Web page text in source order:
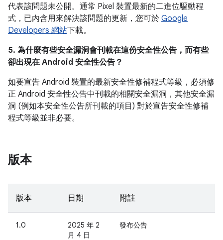
代表該問題未公開。通常 Pixel 裝置最新的二進位驅動程
式，已內含用來解決該問題的更新，您可於 Google
Developers 網站下載。
5. 為什麼有些安全漏洞會刊載在這份安全性公告，而有些
卻出現在 Android 安全性公告？
如要宣告 Android 裝置的最新安全性修補程式等級，必須修
正 Android 安全性公告中刊載的相關安全漏洞，其他安全漏
洞 (例如本安全性公告所刊載的項目) 對於宣告安全性修補
程式等級並非必要。
版本
版本 日期 附註
1.0
2025 年 2
月 4 日
發布公告